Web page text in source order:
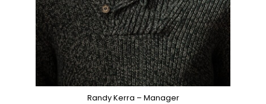
Randy Kerra – Manager